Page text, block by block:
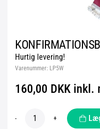
Hurtig levering!
Varenummer: LP5W
160,00 DKK inkl.
- +